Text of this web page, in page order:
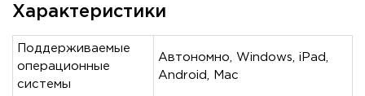
Характеристики
Поддерживаемые
операционные
системы
Автономно, Windows, iPad,
Android, Mac